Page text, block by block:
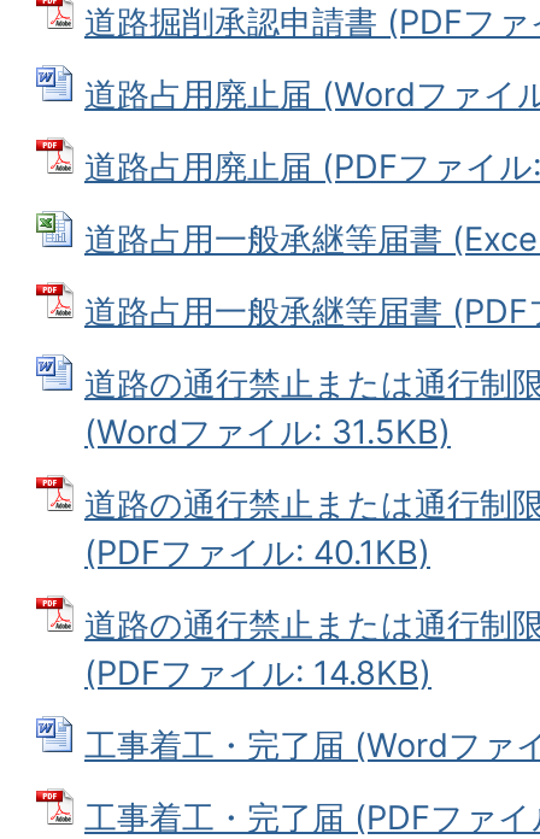
道路掘削承認申請書 (PDFフ
道路占用廃止届 (Wordファイ
道路占用廃止届 (PDFファイル
道路占用一般承継等届書
道路占用一般承継等届書
道路の通行禁止または通行制
(Wordファイル: 31.5KB)
道路の通行禁止または通行制
(PDFファイル: 40.1KB)
道路の通行禁止または通行制
(PDFファイル: 14.8KB)
工事着工・完了届 (Wordファ
工事着工・完了届 (PDFファ